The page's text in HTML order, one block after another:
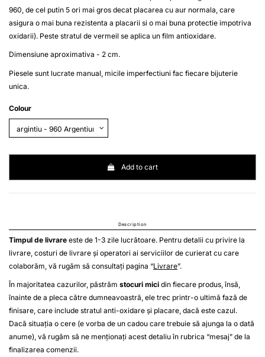
960, de cel putin 5 ori mai gros decat placarea cu aur normala, care
asigura o mai buna rezistenta a placarii si o mai buna protectie impotriva
oxidarii). Peste stratul de vermeil se aplica un film antioxidare.
Dimensiune aproximativa - 2 cm.
Piesele sunt lucrate manual, micile imperfectiuni fac fiecare bijuterie
unica.
Colour
Add to cart
Description
Timpul de livrare este de 1-3 zile lucrătoare. Pentru detalii cu privire la
livrare, costuri de livrare și operatori ai serviciilor de curierat cu care
colaborăm, vă rugăm să consultați pagina “Livrare”.
În majoritatea cazurilor, păstrăm stocuri mici din fiecare produs, însă,
înainte de a pleca către dumneavoastră, ele trec printr-o ultimă fază de
finisare, care include stratul anti-oxidare și placare, dacă este cazul.
Dacă situația o cere (e vorba de un cadou care trebuie să ajunga la o dată
anume), vă rugăm să ne menționați acest detaliu în rubrica “mesaj” de la
finalizarea comenzii.